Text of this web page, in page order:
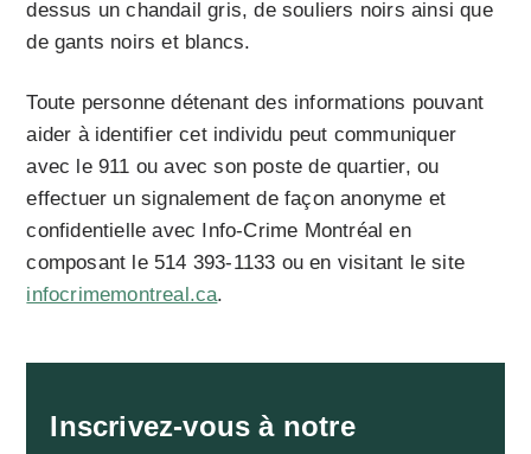
dessus un chandail gris, de souliers noirs ainsi que
de gants noirs et blancs.
Toute personne détenant des informations pouvant
aider à identifier cet individu peut communiquer
avec le 911 ou avec son poste de quartier, ou
effectuer un signalement de façon anonyme et
confidentielle avec Info-Crime Montréal en
composant le 514 393-1133 ou en visitant le site
infocrimemontreal.ca.
Inscrivez-vous à notre